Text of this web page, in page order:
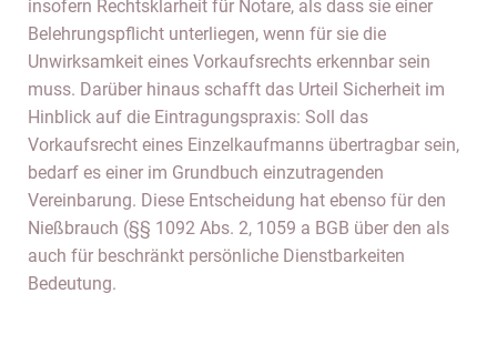
insofern Rechtsklarheit für Notare, als dass sie einer
Belehrungspflicht unterliegen, wenn für sie die
Unwirksamkeit eines Vorkaufsrechts erkennbar sein
muss. Darüber hinaus schafft das Urteil Sicherheit im
Hinblick auf die Eintragungspraxis: Soll das
Vorkaufsrecht eines Einzelkaufmanns übertragbar sein,
bedarf es einer im Grundbuch einzutragenden
Vereinbarung. Diese Entscheidung hat ebenso für den
Nießbrauch (§§ 1092 Abs. 2, 1059 a BGB über den als
auch für beschränkt persönliche Dienstbarkeiten
Bedeutung.